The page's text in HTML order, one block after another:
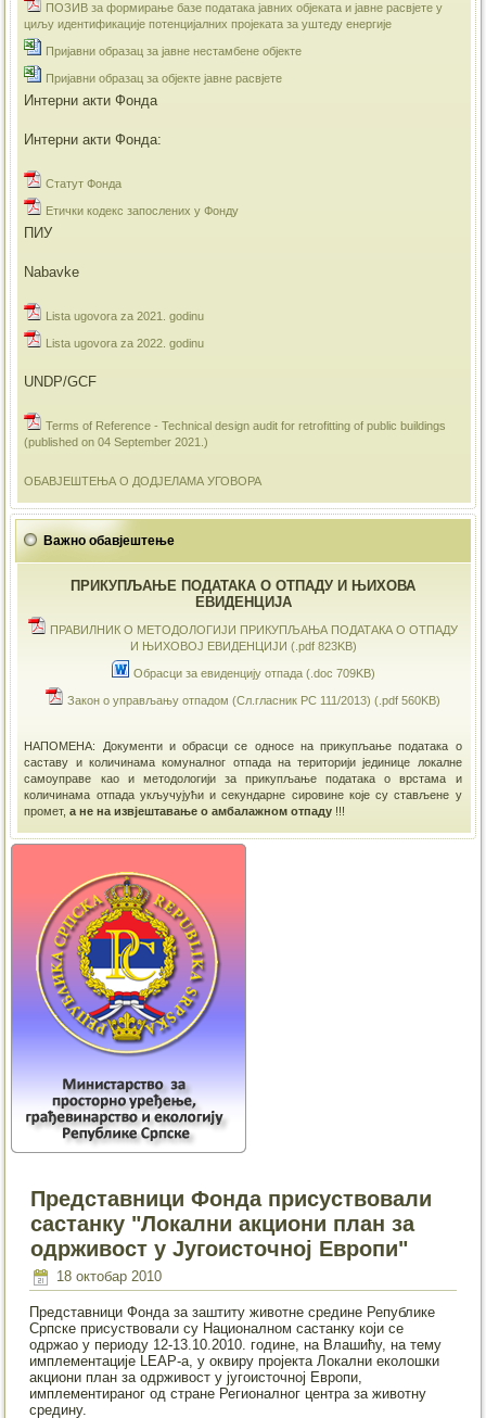
ПОЗИВ за формирање базе података јавних објеката и јавне расвјете у
циљу идентификације потенцијалних пројеката за уштеду енергије
Пријавни образац за јавне нестамбене објекте
Пријавни образац за објекте јавне расвјете
Интерни акти Фонда
Интерни акти Фонда:
Статут Фонда
Етички кодекс запослених у Фонду
ПИУ
Nabavke
Lista ugovora za 2021. godinu
Lista ugovora za 2022. godinu
UNDP/GCF
Terms of Reference - Technical design audit for retrofitting of public buildings
(published on 04 September 2021.)
ОБАВЈЕШТЕЊА О ДОДЈЕЛАМА УГОВОРА
Важно обавјештење
ПРИКУПЉАЊЕ ПОДАТАКА О ОТПАДУ И ЊИХОВА
ЕВИДЕНЦИЈА
ПРАВИЛНИК О МЕТОДОЛОГИЈИ ПРИКУПЉАЊА ПОДАТАКА О ОТПАДУ
И ЊИХОВОЈ ЕВИДЕНЦИЈИ (.pdf 823KB)
Обрасци за евиденцију отпада (.doc 709KB)
Закон о управљању отпадом (Сл.гласник РС 111/2013) (.pdf 560KB)
НАПОМЕНА: Документи и обрасци се односе на прикупљање података о
саставу и количинама комуналног отпада на територији јединице локалне
самоуправе као и методологији за прикупљање података о врстама и
количинама отпада укључујући и секундарне сировине које су стављене у
промет,а не на извјештавање о амбалажном отпаду !!!
Представници Фонда присуствовали
састанку "Локални акциони план за
одрживост у Jугоисточној Европи"
18 октобар 2010
Представници Фонда за заштиту животне средине Републике
Српске присуствовали су Националном састанку који се
одржао у периоду 12-13.10.2010. године, на Влашићу, на тему
имплементације LEAP-a, у оквиру пројекта Локални еколошки
акциони план за одрживост у југоисточној Европи,
имплементираног од стране Регионалног центра за животну
средину.